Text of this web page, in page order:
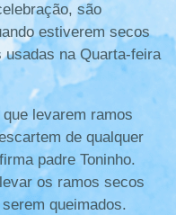
são
estiverem secos
na Quarta-feira
levarem ramos
de qualquer
padre Toninho.
os ramos secos
queimados.